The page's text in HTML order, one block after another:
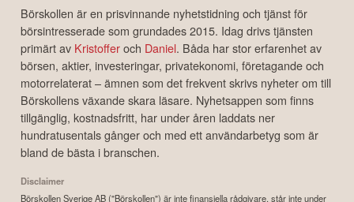
Börskollen är en prisvinnande nyhetstidning och tjänst för
börsintresserade som grundades 2015. Idag drivs tjänsten
primärt av Kristofferoch Daniel. Båda har stor erfarenhet av
börsen, aktier, investeringar, privatekonomi, företagande och
motorrelaterat – ämnen som det frekvent skrivs nyheter om till
Börskollens växande skara läsare. Nyhetsappen som finns
tillgänglig, kostnadsfritt, har under åren laddats ner
hundratusentals gånger och med ett användarbetyg som är
bland de bästa i branschen.
Disclaimer
Börskollen Sverige AB ("Börskollen") är inte finansiella rådgivare, står inte under